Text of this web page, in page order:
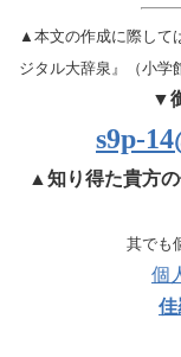
▲本文の作成に際して
ジタル大辞泉』（小学
▼
s9p-
▲知り得た貴方
其でも
個
佳